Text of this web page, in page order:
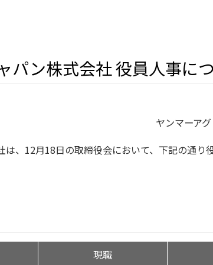
パン株式会社 役員人事に
ヤンマーア
は、12月18日の取締役会において、下記の通り
現職